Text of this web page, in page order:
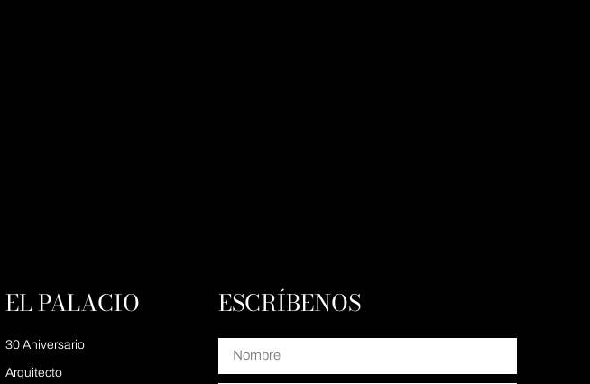
EL PALACIO
30 Aniversario
Arquitecto
ESCRÍBENOS